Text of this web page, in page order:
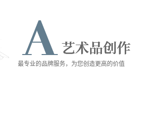
最专业的品牌服务，为您创造更高的价值